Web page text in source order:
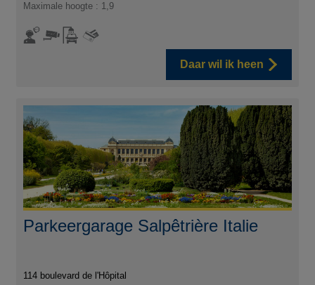
Maximale hoogte : 1,9
Daar wil ik heen
Parkeergarage Salpêtrière Italie
114 boulevard de l'Hôpital